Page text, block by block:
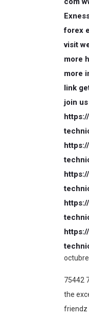
forex
visit
more
more
link
join
75442
the
friendz